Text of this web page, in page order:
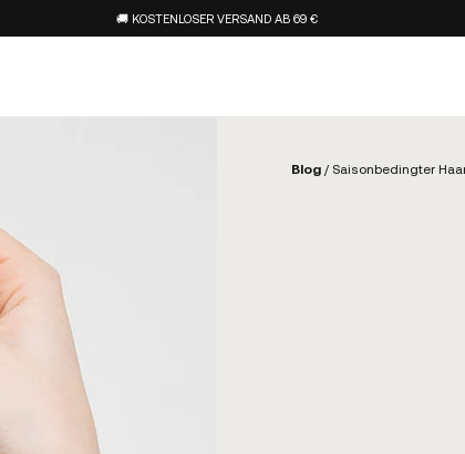
🚚 KOSTENLOSER VERSAND AB 69 €
Blog / Saisonbedingter